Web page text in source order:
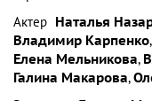
Актер Наталья
Владимир Карпенко,
Елена Мельникова,
Галина Макарова,